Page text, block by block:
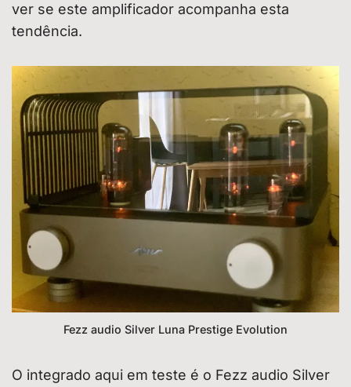
ver se este amplificador acompanha esta
tendência.
Fezz audio Silver Luna Prestige Evolution
O integrado aqui em teste é o Fezz audio Silver